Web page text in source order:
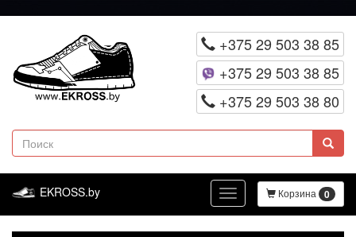
основному
содержанию
+375 29 503 38 85
+375 29 503 38 85
+375 29 503 38 80
EKROSS.by
Корзина 0
Toggle
navigation